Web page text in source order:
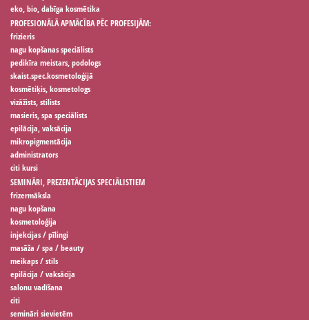
eko, bio, dabīga kosmētika
PROFESIONĀLĀ APMĀCĪBA PĒC PROFESIJĀM:
frizieris
nagu kopšanas speciālists
pedikīra meistars, podologs
skaist.spec.kosmetoloģijā
kosmētiķis, kosmetologs
vizāžists, stilists
masieris, spa speciālists
epilācija, vaksācija
mikropigmentācija
administrators
citi kursi
SEMINĀRI, PREZENTĀCIJAS SPECIĀLISTIEM
frizermāksla
nagu kopšana
kosmetoloģija
injekcijas / pīlingi
masāža / spa / beauty
meikaps / stils
epilācija / vaksācija
salonu vadīšana
citi
semināri sievietēm